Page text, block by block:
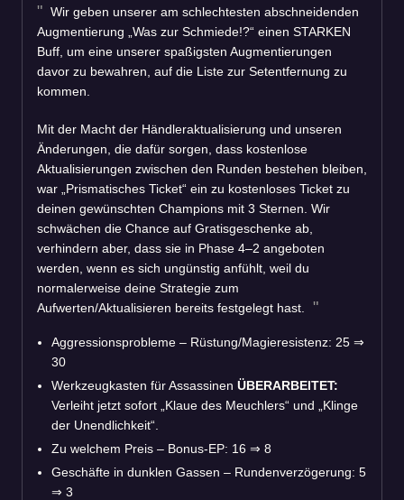
Wir geben unserer am schlechtesten abschneidenden
Augmentierung „Was zur Schmiede!?“ einen STARKEN
Buff, um eine unserer spaßigsten Augmentierungen
davor zu bewahren, auf die Liste zur Setentfernung zu
kommen.
Mit der Macht der Händleraktualisierung und unseren
Änderungen, die dafür sorgen, dass kostenlose
Aktualisierungen zwischen den Runden bestehen bleiben,
war „Prismatisches Ticket“ ein zu kostenloses Ticket zu
deinen gewünschten Champions mit 3 Sternen. Wir
schwächen die Chance auf Gratisgeschenke ab,
verhindern aber, dass sie in Phase 4–2 angeboten
werden, wenn es sich ungünstig anfühlt, weil du
normalerweise deine Strategie zum
Aufwerten/Aktualisieren bereits festgelegt hast.
Aggressionsprobleme – Rüstung/Magieresistenz: 25 ⇒
30
Werkzeugkasten für Assassinen ÜBERARBEITET:
Verleiht jetzt sofort „Klaue des Meuchlers“ und „Klinge
der Unendlichkeit“.
Zu welchem Preis – Bonus-EP: 16 ⇒ 8
Geschäfte in dunklen Gassen – Rundenverzögerung: 5
⇒ 3